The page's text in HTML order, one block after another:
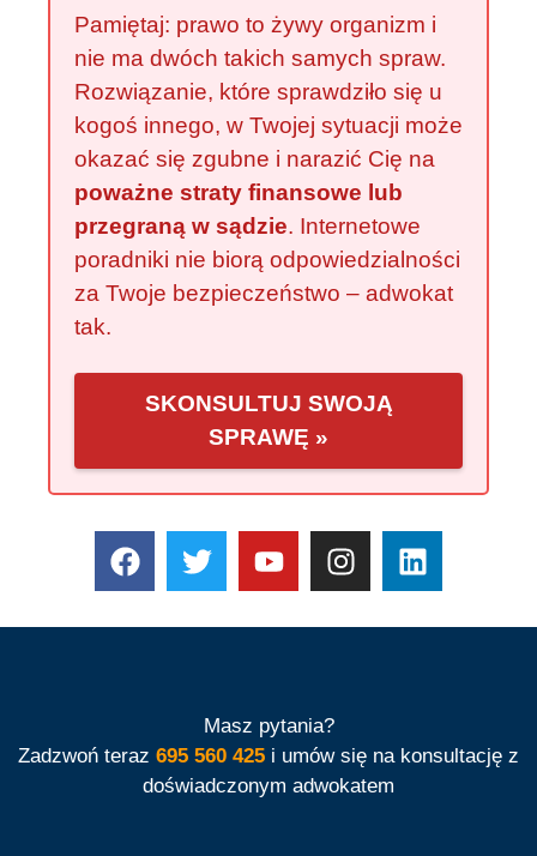
Pamiętaj: prawo to żywy organizm i
nie ma dwóch takich samych spraw.
Rozwiązanie, które sprawdziło się u
kogoś innego, w Twojej sytuacji może
okazać się zgubne i narazić Cię na
poważne straty finansowe lub
przegraną w sądzie. Internetowe
poradniki nie biorą odpowiedzialności
za Twoje bezpieczeństwo – adwokat
tak.
SKONSULTUJ SWOJĄ
SPRAWĘ »
Masz pytania?
Zadzwoń teraz 695 560 425 i umów się na konsultację z
doświadczonym adwokatem